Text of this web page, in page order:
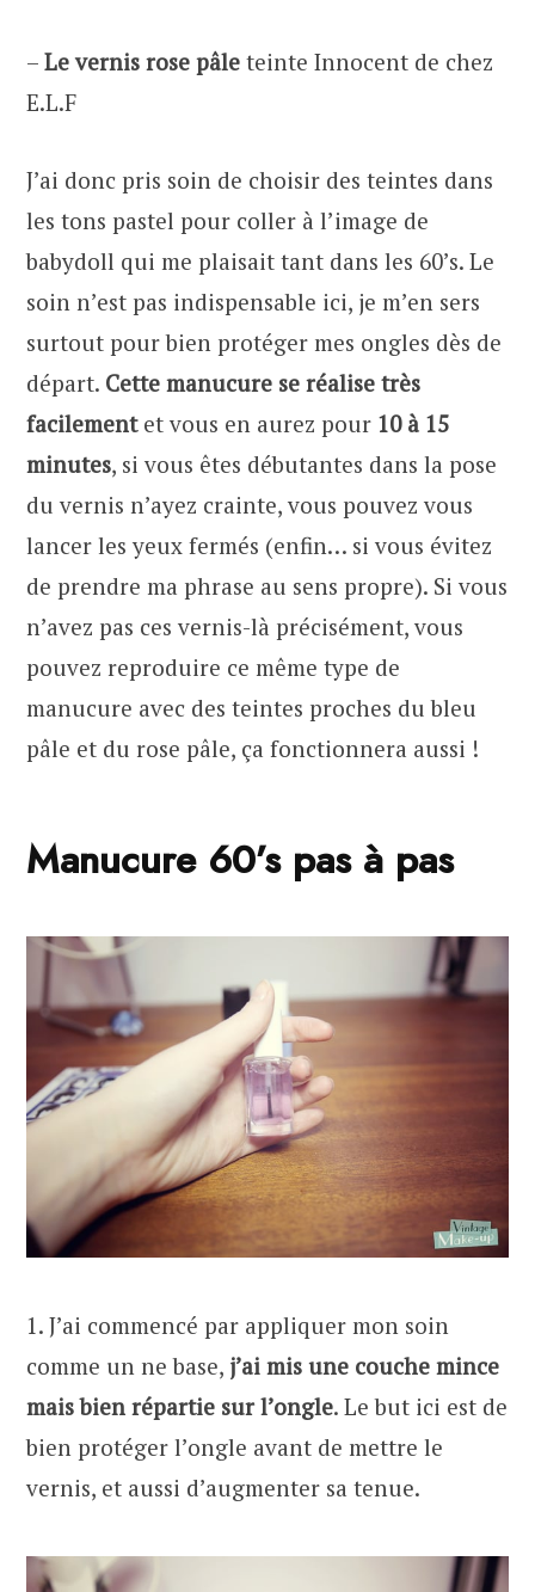
– Le vernis rose pâle teinte Innocent de chez
E.L.F
J’ai donc pris soin de choisir des teintes dans
les tons pastel pour coller à l’image de
babydoll qui me plaisait tant dans les 60’s. Le
soin n’est pas indispensable ici, je m’en sers
surtout pour bien protéger mes ongles dès de
départ. Cette manucure se réalise très
facilementet vous en aurez pour 10 à 15
minutes, si vous êtes débutantes dans la pose
du vernis n’ayez crainte, vous pouvez vous
lancer les yeux fermés (enfin… si vous évitez
de prendre ma phrase au sens propre). Si vous
n’avez pas ces vernis-là précisément, vous
pouvez reproduire ce même type de
manucure avec des teintes proches du bleu
pâle et du rose pâle, ça fonctionnera aussi !
Manucure 60’s pas à pas
1. J’ai commencé par appliquer mon soin
comme un ne base, j’ai mis une couche mince
mais bien répartie sur l’ongle. Le but ici est de
bien protéger l’ongle avant de mettre le
vernis, et aussi d’augmenter sa tenue.